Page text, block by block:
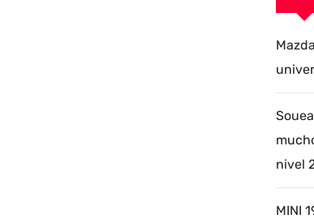
nivel
MINI